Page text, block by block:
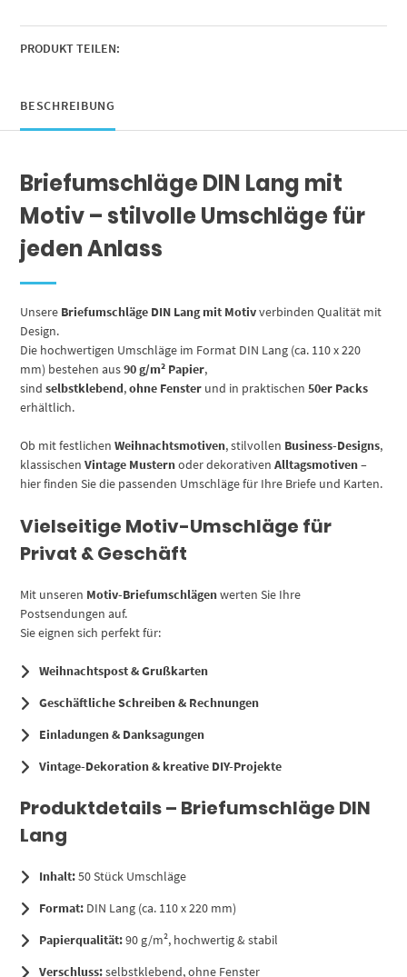
selbstklebend
ohne
Brief-
Motiv
90
g/m²
PRODUKT TEILEN:
BESCHREIBUNG
Briefumschläge DIN Lang mit
Motiv – stilvolle Umschläge für
jeden Anlass
Unsere Briefumschläge DIN Lang mit Motivverbinden Qualität mit
Design.
Die hochwertigen Umschläge im Format DIN Lang (ca. 110 x 220
mm) bestehen aus90 g/m² Papier,
sindselbstklebend,ohne Fenster und in praktischen50er Packs
erhältlich.
Ob mit festlichenWeihnachtsmotiven, stilvollen Business-Designs,
klassischenVintage Musternoder dekorativenAlltagsmotiven–
hier finden Sie die passenden Umschläge für Ihre Briefe und Karten.
Vielseitige Motiv-Umschläge für
Privat & Geschäft
Mit unseren Motiv-Briefumschlägenwerten Sie Ihre
Postsendungen auf.
Sie eignen sich perfekt für:
Weihnachtspost & Grußkarten
Geschäftliche Schreiben & Rechnungen
Einladungen & Danksagungen
Vintage-Dekoration & kreative DIY-Projekte
Produktdetails – Briefumschläge DIN
Lang
Inhalt:50 Stück Umschläge
Format: DIN Lang (ca. 110 x 220 mm)
Papierqualität:90 g/m², hochwertig & stabil
Verschluss:selbstklebend, ohne Fenster